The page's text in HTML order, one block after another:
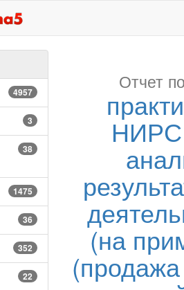
4957
3
38
1475
36
352
22
Отчет
НИРС
(на